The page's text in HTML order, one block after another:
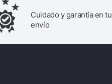
Cuidado y garantía en tu
envío